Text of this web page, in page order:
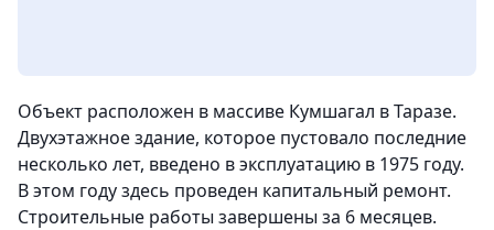
Объект расположен в массиве Кумшагал в Таразе.
Двухэтажное здание, которое пустовало последние
несколько лет, введено в эксплуатацию в 1975 году.
В этом году здесь проведен капитальный ремонт.
Строительные работы завершены за 6 месяцев.